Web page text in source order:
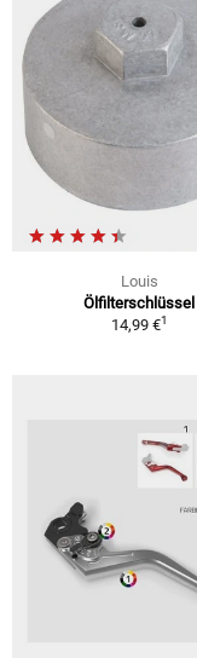
Louis
Ölfilterschlüssel
14,99 €1